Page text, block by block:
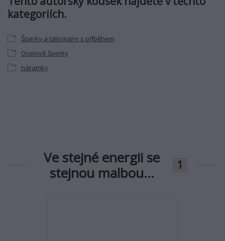
kategoriích.
Šperky a talismany s příběhem
Ocelové šperky
náramky
Ve stejné energii se
stejnou malbou...
1